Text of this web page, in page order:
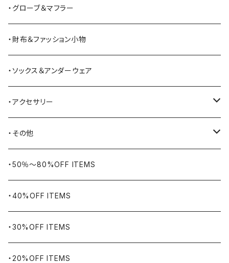
BATTLE LAKE
Barbour
BAYSIDE
BELSTAFF
BIG BILL
WORKERS BIGDAY
BHADUR
Bills KHAKIS
BLUCO
パーカー
ジャージ・スウェット
ハーフパンツ・ショートパンツ
ボストンバッグ・ダッフルバッグ
ヒップバッグ・ファニーパック
ブリーフケース
ツールバッグ
サンダル
その他シューズ
シュー用品
・グローブ＆マフラー
・財布＆ファッション小物
・ソックス＆アンダーウェア
・アクセサリー
バングル・ブレスレット
リング
ネックレス・ペンダント
ピンズ・ブローチ
腕時計
・その他
ヴィンテージ
アウトドア用品
ナバホラグ・ビンテージラグ
ブランケット
・50％〜80%OFF ITEMS
・40%OFF ITEMS
・30%OFF ITEMS
・20%OFF ITEMS